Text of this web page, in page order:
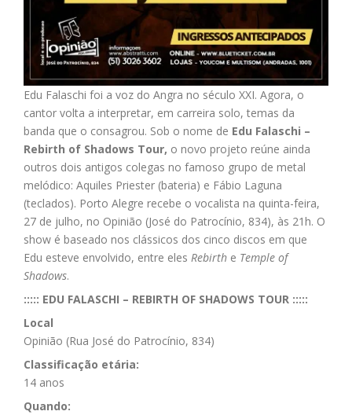
Edu Falaschi foi a voz do Angra no século XXI. Agora, o
cantor volta a interpretar, em carreira solo, temas da
banda que o consagrou. Sob o nome de Edu Falaschi –
Rebirth of Shadows Tour, o novo projeto reúne ainda
outros dois antigos colegas no famoso grupo de metal
melódico: Aquiles Priester (bateria) e Fábio Laguna
(teclados). Porto Alegre recebe o vocalista na quinta-feira,
27 de julho, no Opinião (José do Patrocínio, 834), às 21h. O
show é baseado nos clássicos dos cinco discos em que
Edu esteve envolvido, entre elesRebirth e Temple of
Shadows.
::::: EDU FALASCHI – REBIRTH OF SHADOWS TOUR :::::
Local
Opinião (Rua José do Patrocínio, 834)
Classificação etária:
14 anos
Quando: